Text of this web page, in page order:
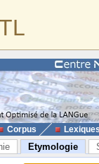
Corpus
Etymologie